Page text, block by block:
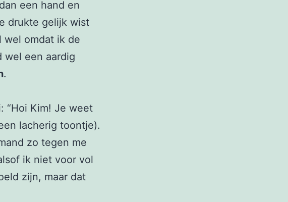
een hand en
drukte gelijk wist
wel omdat ik de
wel een aardig
.
“Hoi Kim! Je weet
lacherig toontje).
zo tegen me
ik niet voor vol
zijn, maar dat